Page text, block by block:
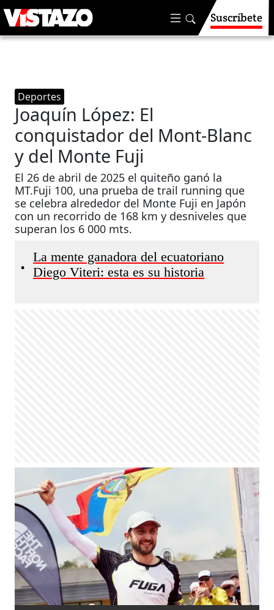
Suscríbete
Deportes
Joaquín López: El
conquistador del Mont-Blanc
y del Monte Fuji
El 26 de abril de 2025 el quiteño ganó la
MT.Fuji 100, una prueba de trail running que
se celebra alrededor del Monte Fuji en Japón
con un recorrido de 168 km y desniveles que
superan los 6 000 mts.
•
La mente ganadora del ecuatoriano
Diego Viteri: esta es su historia